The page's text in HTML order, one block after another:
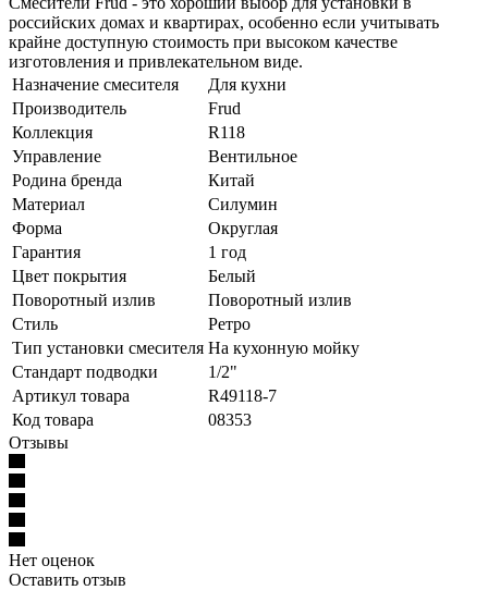
российских домах и квартирах, особенно если учитывать
крайне доступную стоимость при высоком качестве
изготовления и привлекательном виде.
Назначение смесителя
Для кухни
Производитель
Frud
Коллекция
R118
Управление
Вентильное
Родина бренда
Китай
Материал
Силумин
Форма
Округлая
Гарантия
1 год
Цвет покрытия
Белый
Поворотный излив
Поворотный излив
Стиль
Ретро
Тип установки смесителя На кухонную мойку
Стандарт подводки
1/2"
Артикул товара
R49118-7
Код товара
08353
Отзывы
Нет оценок
Оставить отзыв